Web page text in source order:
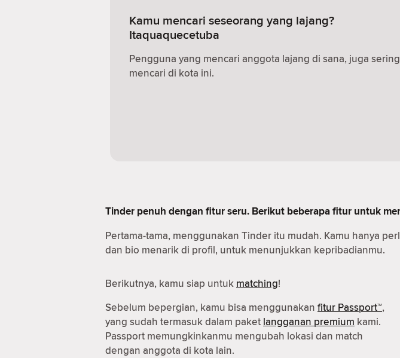
Kamu mencari seseorang yang lajang?
Itaquaquecetuba
Pengguna yang mencari anggota lajang di sana, juga sering
mencari di kota ini.
Tinder penuh dengan fitur seru. Berikut beberapa fitur untuk
Pertama-tama, menggunakan Tinder itu mudah. Kamu hanya
dan bio menarik di profil, untuk menunjukkan kepribadianmu.
Berikutnya, kamu siap untuk matching!
Sebelum bepergian, kamu bisa menggunakan fitur Passport™,
yang sudah termasuk dalam paket langganan premium kami.
Passport memungkinkanmu mengubah lokasi dan match
dengan anggota di kota lain.